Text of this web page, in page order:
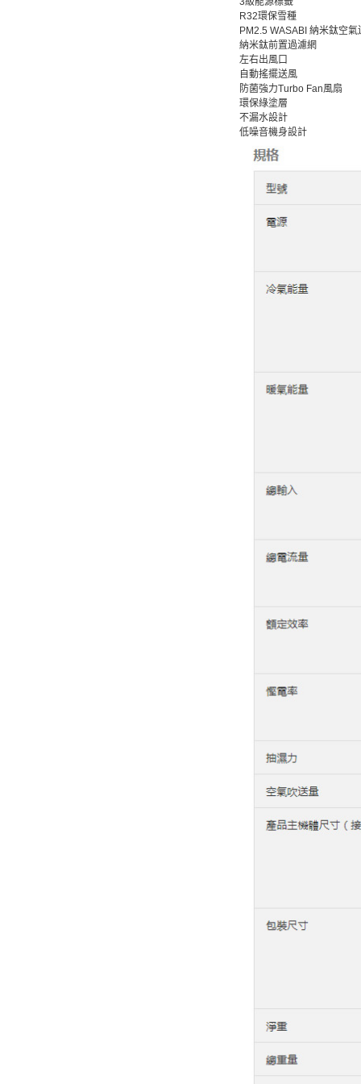
R32環保雪種
PM2.5 WASABI 納米鈦空氣
納米鈦前置過濾網
左右出風口
自動搖擺送風
防菌強力Turbo Fan風扇
環保綠塗層
不漏水設計
低噪音機身設計